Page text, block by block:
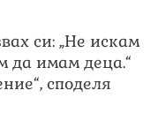
си: „Не искам
да имам деца.“
споделя